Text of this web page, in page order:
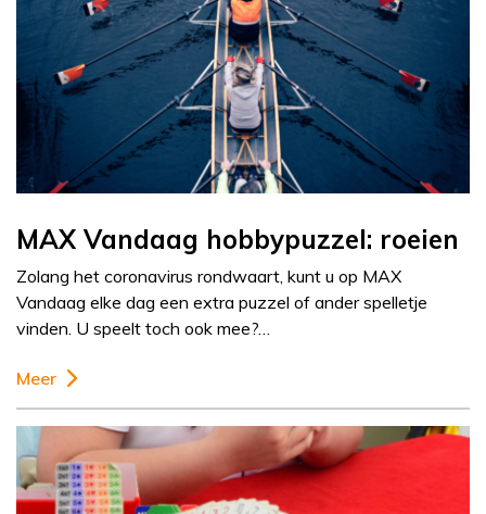
MAX Vandaag hobbypuzzel: roeien
Zolang het coronavirus rondwaart, kunt u op MAX
Vandaag elke dag een extra puzzel of ander spelletje
vinden. U speelt toch ook mee?…
Meer